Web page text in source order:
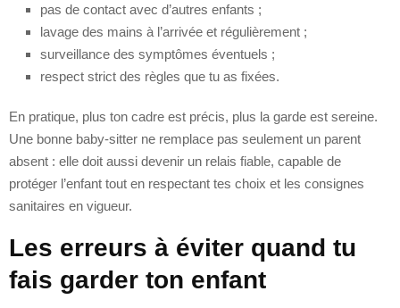
pas de contact avec d’autres enfants ;
lavage des mains à l’arrivée et régulièrement ;
surveillance des symptômes éventuels ;
respect strict des règles que tu as fixées.
En pratique, plus ton cadre est précis, plus la garde est sereine.
Une bonne baby-sitter ne remplace pas seulement un parent
absent : elle doit aussi devenir un relais fiable, capable de
protéger l’enfant tout en respectant tes choix et les consignes
sanitaires en vigueur.
Les erreurs à éviter quand tu
fais garder ton enfant